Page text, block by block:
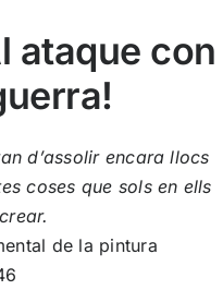
ataque con
d’assolir encara llocs
coses que sols en ells
de la pintura